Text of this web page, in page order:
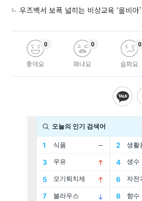
좋아요
0
화나요
0
슬퍼요
0